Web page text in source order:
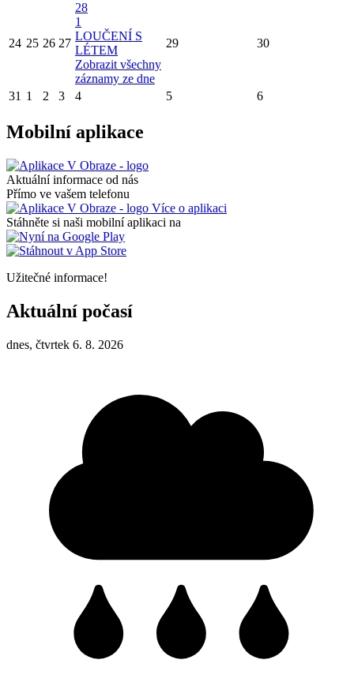
24 25 26 27
28
1
LOUČENÍ S
LÉTEM
Zobrazit všechny
záznamy ze dne
29 30
31 1 2 3 4 5 6
Mobilní aplikace
Aktuální informace od nás
Přímo ve vašem telefonu
Více o aplikaci
Stáhněte si naši mobilní aplikaci na
Užitečné informace!
Aktuální počasí
dnes, čtvrtek 6. 8. 2026